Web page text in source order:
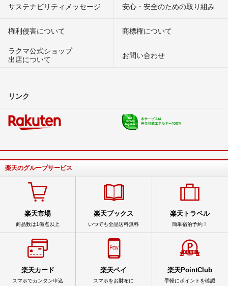
サステナビリティメッセージ 安心・安全のための取り組み
権利侵害について
商標権について
ラクマ公式ショップ
出店について
お問い合わせ
リンク
楽天のグループサービス
楽天市場
商品数は1億点以上
楽天ブックス
いつでも全品送料無料
楽天トラベル
簡単宿泊予約！
楽天カード
スマホでカンタン申込
楽天ペイ
スマホをお財布に
楽天PointClub
手軽にポイントを確認